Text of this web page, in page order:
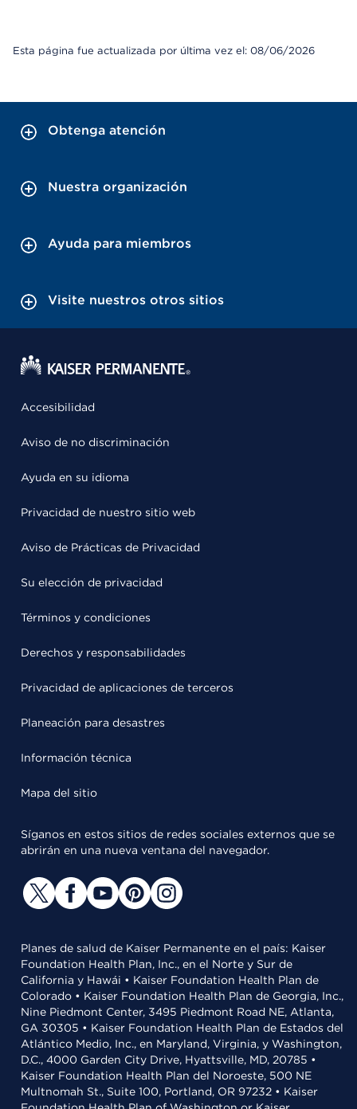
Esta página fue actualizada por última vez el: 08/06/2026
Obtenga atención
Nuestra organización
Ayuda para miembros
Visite nuestros otros sitios
Accesibilidad
Aviso de no discriminación
Ayuda en su idioma
Privacidad de nuestro sitio web
Aviso de Prácticas de Privacidad
Su elección de privacidad
Términos y condiciones
Derechos y responsabilidades
Privacidad de aplicaciones de terceros
Planeación para desastres
Información técnica
Mapa del sitio
Síganos en estos sitios de redes sociales externos que se
abrirán en una nueva ventana del navegador.
Planes de salud de Kaiser Permanente en el país: Kaiser
Foundation Health Plan, Inc., en el Norte y Sur de
California y Hawái • Kaiser Foundation Health Plan de
Colorado • Kaiser Foundation Health Plan de Georgia, Inc.,
Nine Piedmont Center, 3495 Piedmont Road NE, Atlanta,
GA 30305 • Kaiser Foundation Health Plan de Estados del
Atlántico Medio, Inc., en Maryland, Virginia, y Washington,
D.C., 4000 Garden City Drive, Hyattsville, MD, 20785 •
Kaiser Foundation Health Plan del Noroeste, 500 NE
Multnomah St., Suite 100, Portland, OR 97232 • Kaiser